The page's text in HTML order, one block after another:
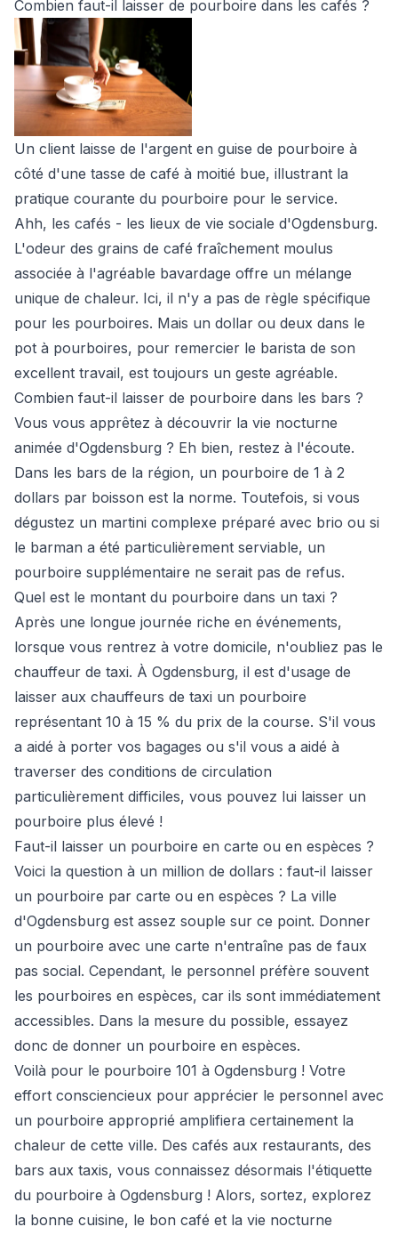
Combien faut-il laisser de pourboire dans les cafés ?
Un client laisse de l'argent en guise de pourboire à
côté d'une tasse de café à moitié bue, illustrant la
pratique courante du pourboire pour le service.
Ahh, les cafés - les lieux de vie sociale d'Ogdensburg.
L'odeur des grains de café fraîchement moulus
associée à l'agréable bavardage offre un mélange
unique de chaleur. Ici, il n'y a pas de règle spécifique
pour les pourboires. Mais un dollar ou deux dans le
pot à pourboires, pour remercier le barista de son
excellent travail, est toujours un geste agréable.
Combien faut-il laisser de pourboire dans les bars ?
Vous vous apprêtez à découvrir la vie nocturne
animée d'Ogdensburg ? Eh bien, restez à l'écoute.
Dans les bars de la région, un pourboire de 1 à 2
dollars par boisson est la norme. Toutefois, si vous
dégustez un martini complexe préparé avec brio ou si
le barman a été particulièrement serviable, un
pourboire supplémentaire ne serait pas de refus.
Quel est le montant du pourboire dans un taxi ?
Après une longue journée riche en événements,
lorsque vous rentrez à votre domicile, n'oubliez pas le
chauffeur de taxi. À Ogdensburg, il est d'usage de
laisser aux chauffeurs de taxi un pourboire
représentant 10 à 15 % du prix de la course. S'il vous
a aidé à porter vos bagages ou s'il vous a aidé à
traverser des conditions de circulation
particulièrement difficiles, vous pouvez lui laisser un
pourboire plus élevé !
Faut-il laisser un pourboire en carte ou en espèces ?
Voici la question à un million de dollars : faut-il laisser
un pourboire par carte ou en espèces ? La ville
d'Ogdensburg est assez souple sur ce point. Donner
un pourboire avec une carte n'entraîne pas de faux
pas social. Cependant, le personnel préfère souvent
les pourboires en espèces, car ils sont immédiatement
accessibles. Dans la mesure du possible, essayez
donc de donner un pourboire en espèces.
Voilà pour le pourboire 101 à Ogdensburg ! Votre
effort consciencieux pour apprécier le personnel avec
un pourboire approprié amplifiera certainement la
chaleur de cette ville. Des cafés aux restaurants, des
bars aux taxis, vous connaissez désormais l'étiquette
du pourboire à Ogdensburg ! Alors, sortez, explorez
la bonne cuisine, le bon café et la vie nocturne